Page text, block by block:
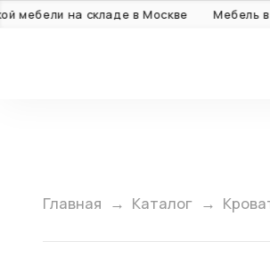
на складе в Москве Мебель в
Главная Каталог